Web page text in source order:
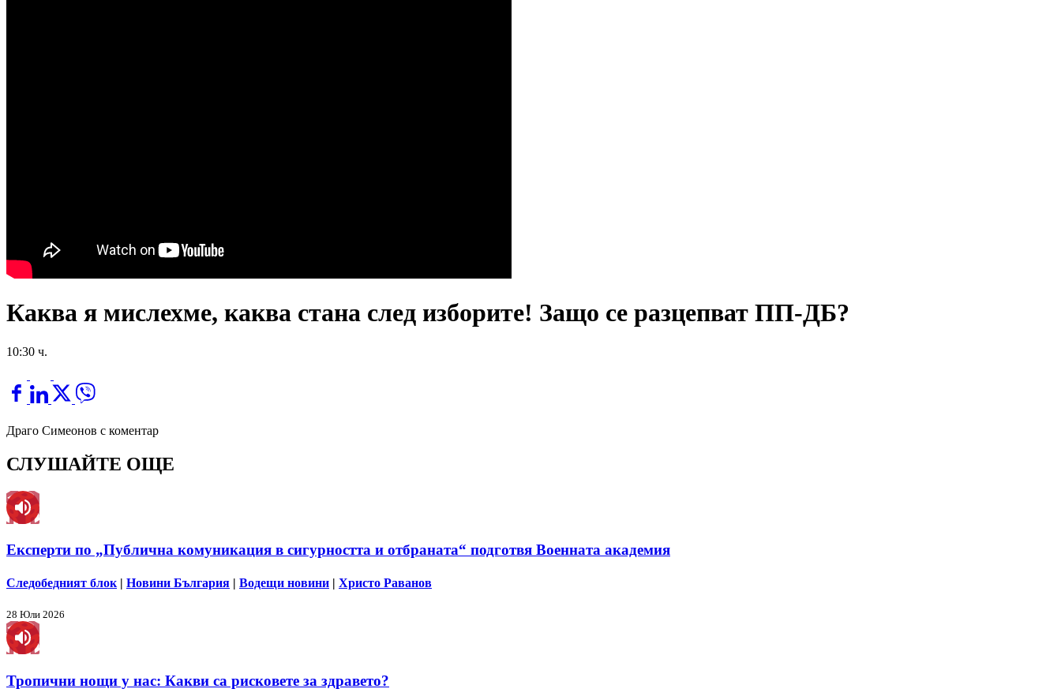
Каква я мислехме, каква стана след изборите! Защо се разцепват ПП-ДБ?
10:30 ч.
Драго Симеонов с коментар
СЛУШАЙТЕ ОЩЕ
Експерти по „Публична комуникация в сигурността и отбраната“ подготвя Военната академия
Следобедният блок | Новини България | Водещи новини | Христо Раванов
28 Юли 2026
Тропични нощи у нас: Какви са рисковете за здравето?